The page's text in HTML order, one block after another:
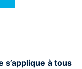
s’applique à tous